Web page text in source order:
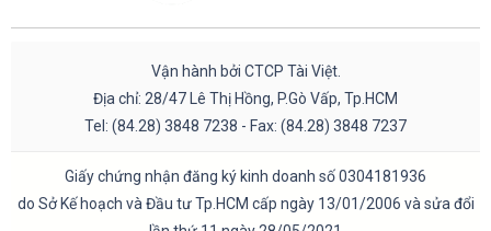
Vận hành bởi CTCP Tài Việt.
Địa chỉ: 28/47 Lê Thị Hồng, P.Gò Vấp, Tp.HCM
Tel: (84.28) 3848 7238 - Fax: (84.28) 3848 7237
Giấy chứng nhận đăng ký kinh doanh số 0304181936
do Sở Kế hoạch và Đầu tư Tp.HCM cấp ngày 13/01/2006 và sửa đổi